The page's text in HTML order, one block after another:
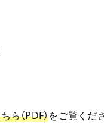
ら（PDF）をご覧くだ